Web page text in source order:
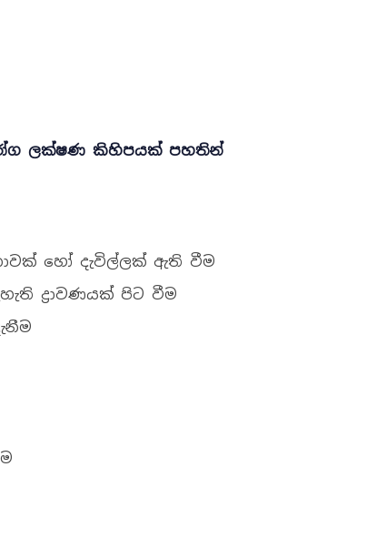
ලක්ෂණ කිහිපයක් පහතින්
හෝ දැවිල්ලක් ඇති වීම
ද්‍රාවණයක් පිට වීම